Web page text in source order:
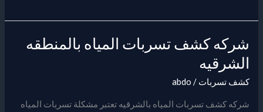
شركه كشف تسربات المياه بالمنطقه
الشرقيه
كشف تسربات /
abdo
شركه كشف تسربات المياه بالشرقيه تعتبر مشكلة تسربات المياه
شركه
كشف
تسربات
المياه